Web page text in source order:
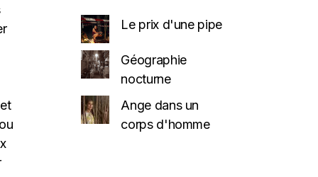
Le prix d'une pipe
Géographie
nocturne
Ange dans un
corps d'homme